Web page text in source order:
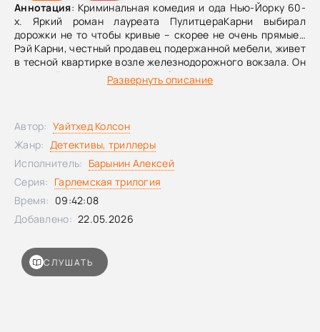
Аннотация: Криминальная комедия и ода Нью-Йорку 60-
х. Яркий роман лауреата ПулитцераКарни выбирал
дорожки не то чтобы кривые – скорее не очень прямые…
Рэй Карни, честный продавец подержанной мебели, живет
в тесной квартирке возле железнодорожного вокзала. Он
женат. Его любимая жена Элизабет должна вот-вот
родить их второго ребенка. И все у них, казалось бы,
Карни, втягивает его в очередную заварушку – продать
краденное – все идет не по плану. Теперь новая клиентура
уважаемого мебельного магазина – это сыщики,
полицейские, местные гангстеры и другие жулики
Гарлема, колоритные и беспощадные.Самому же Рэю
приходится вести двойную жизнь, а заодно разбираться
со всеми делами, которые цепляются друг за друга и
накручиваются, как катящийся с горы снежный ком. Но
спасти непутевого кузена, получить свой крупный куш и
сохранить репутацию уважаемого человека, хозяина
мебельного магазина.Эта история могла произойти
Развернуть описание
СЛУШАТЬ
Автор: Уайтхед Колсон
Жанр: Детективы, триллеры
Исполнитель: Барынин Алексей
Серия: Гарлемская трилогия
Время: 09:42:08
Добавлено: 22.05.2026